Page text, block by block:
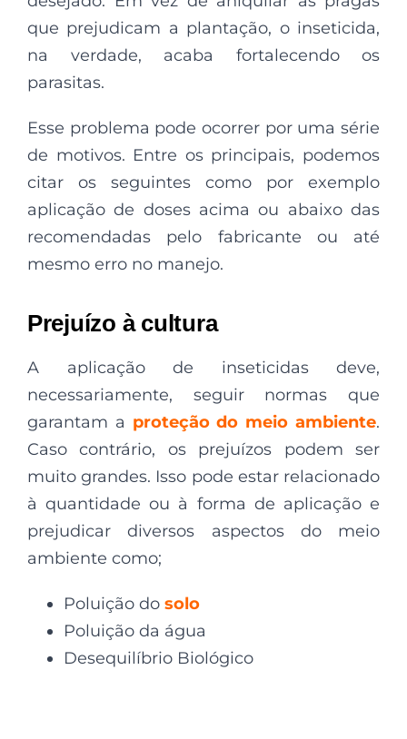
que prejudicam a plantação, o inseticida,
na verdade, acaba fortalecendo os
parasitas.
Esse problema pode ocorrer por uma série
de motivos. Entre os principais, podemos
citar os seguintes como por exemplo
aplicação de doses acima ou abaixo das
recomendadas pelo fabricante ou até
mesmo erro no manejo.
Prejuízo à cultura
A aplicação de inseticidas deve,
necessariamente, seguir normas que
garantam a proteção do meio ambiente.
Caso contrário, os prejuízos podem ser
muito grandes. Isso pode estar relacionado
à quantidade ou à forma de aplicação e
prejudicar diversos aspectos do meio
ambiente como;
Poluição do solo
Poluição da água
Desequilíbrio Biológico